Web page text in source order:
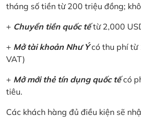
tháng số tiền từ 200 triệu đồng;
+ Chuyển tiền quốc tếtừ 2,000
+ Mở tài khoản Như Ýcó thu phí từ
VAT)
+ Mở mới thẻ tín dụng quốc tếcó
tiêu.
Các khách hàng đủ điều kiện sẽ